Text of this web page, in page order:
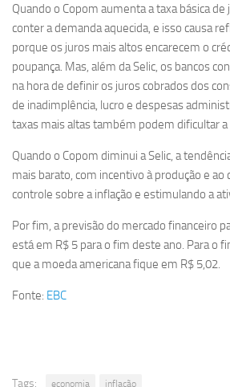
Quando o Copom aumenta a taxa básica de
conter a demanda aquecida, e isso causa
porque os juros mais altos encarecem o
poupança. Mas, além da Selic, os bancos
na hora de definir os juros cobrados dos
de inadimplência, lucro e despesas
taxas mais altas também podem dificultar a
Quando o Copom diminui a Selic, a
mais barato, com incentivo à produção e
controle sobre a inflação e estimulando a
Por fim, a previsão do mercado financeiro
está em R$ 5 para o fim deste ano. Para o
que a moeda americana fique em R$ 5,02.
Fonte: EBC
Tags: economia inflação